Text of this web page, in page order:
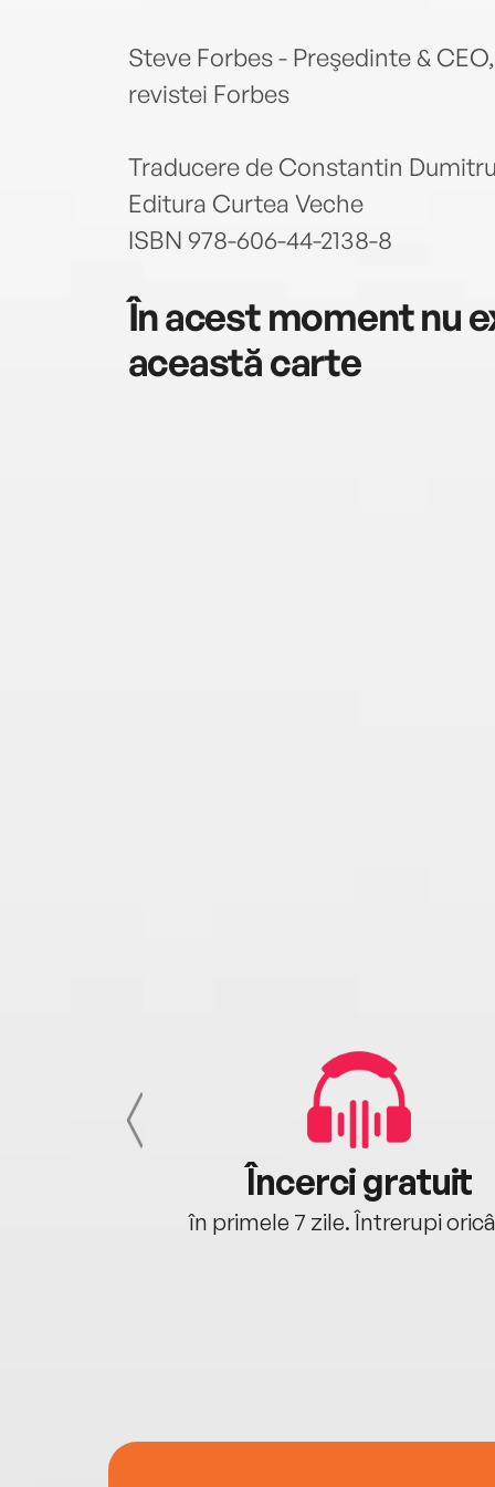
Steve Forbes - Preşedinte &
revistei Forbes
Traducere de Constantin
Editura Curtea Veche
ISBN 978-606-44-2138-8
În acest moment nu
această carte
Încerci gratuit
în primele 7 zile. Întrerupi